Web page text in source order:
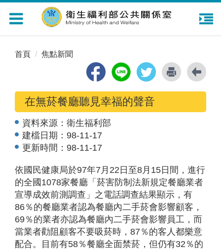
Toggle
navigation
首頁 焦點新聞
在無菸餐廳聽見幸福的聲音
資料來源： 衛生福利部
建檔日期： 98-11-17
更新時間： 98-11-17
依國民健康局於97年7月22日至8月15日間，進行
的全國1078家餐廳「菸害防制法新規定餐廳業者
宣導成效前測調查」之電話調查結果顯示，有
86％的餐廳業者認為餐廳內二手菸會影響顧客，
69％的業者亦認為餐廳內二手菸會影響員工，而
當業者勸阻顧客不要吸菸時，87％的客人都樂意
配合。目前有58％餐廳全面禁菸，但仍有32％的